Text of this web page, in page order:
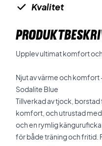
Kvalitet
Upplev ultimat komfort
Njut av värme och
Sodalite Blue
Tillverkad av tjock,
komfort, och utrustad
och en rymlig
för både träning och fritid.